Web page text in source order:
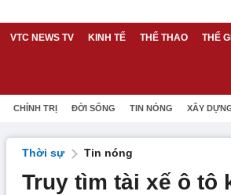
VTC NEWS TV KINH TẾ THỂ THAO THẾ
CHÍNH TRỊ ĐỜI SỐNG TIN NÓNG XÂY
Thời sự Tin nóng
Truy tìm tài xế ô tô